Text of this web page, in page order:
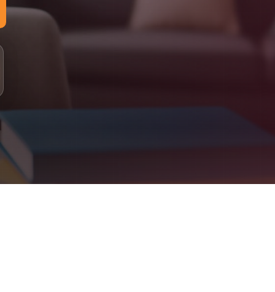
اللغات المستخدمة في التدريس: العربية، التركية، الإنجليزية، الفرنسية
المستويات: مبتدئ، أساسي، متوسط، متقدم
Parent dashboard included. Certificates issued on completion.